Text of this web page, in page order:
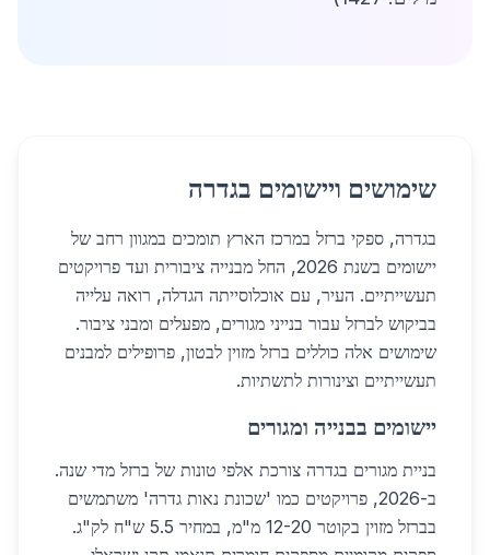
שימושים ויישומים בגדרה
בגדרה, ספקי ברזל במרכז הארץ תומכים במגוון רחב של
יישומים בשנת 2026, החל מבנייה ציבורית ועד פרויקטים
תעשייתיים. העיר, עם אוכלוסייתה הגדלה, רואה עלייה
בביקוש לברזל עבור בנייני מגורים, מפעלים ומבני ציבור.
שימושים אלה כוללים ברזל מזוין לבטון, פרופילים למבנים
תעשייתיים וצינורות לתשתיות.
יישומים בבנייה ומגורים
בניית מגורים בגדרה צורכת אלפי טונות של ברזל מדי שנה.
ב-2026, פרויקטים כמו 'שכונת נאות גדרה' משתמשים
בברזל מזוין בקוטר 12-20 מ"מ, במחיר 5.5 ש"ח לק"ג.